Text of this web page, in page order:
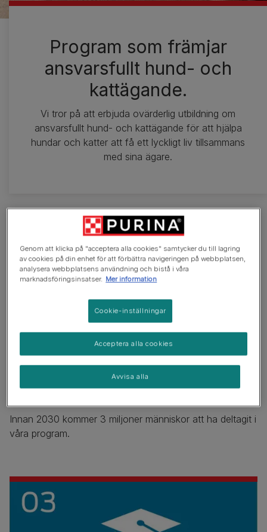
Program som främjar
ansvarsfullt hund- och
kattägande.
Vi tror på att erbjuda ovärderlig utbildning om
ansvarsfullt hund- och kattägande för att hjälpa
hundar och katter att få ett lyckligt liv tillsammans
med sina ägare.
Vårt mål
Innan 2030 kommer 3 miljoner människor att ha deltagit i
våra program.
Genom att klicka på "acceptera alla cookies" samtycker du till lagring
av cookies på din enhet för att förbättra navigeringen på webbplatsen,
analysera webbplatsens användning och bistå i våra
marknadsföringsinsatser. Mer information
Cookie-inställningar
Avvisa alla
Acceptera alla cookies